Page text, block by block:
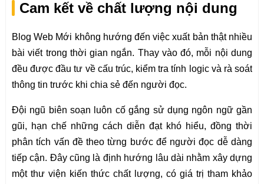
Cam kết về chất lượng nội dung
Blog Web Mới không hướng đến việc xuất bản thật nhiều
bài viết trong thời gian ngắn. Thay vào đó, mỗi nội dung
đều được đầu tư về cấu trúc, kiểm tra tính logic và rà soát
thông tin trước khi chia sẻ đến người đọc.
Đội ngũ biên soạn luôn cố gắng sử dụng ngôn ngữ gần
gũi, hạn chế những cách diễn đạt khó hiểu, đồng thời
phân tích vấn đề theo từng bước để người đọc dễ dàng
tiếp cận. Đây cũng là định hướng lâu dài nhằm xây dựng
một thư viện kiến thức chất lượng, có giá trị tham khảo